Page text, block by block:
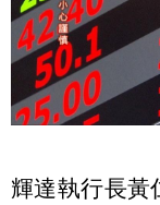
輝達執行長黃